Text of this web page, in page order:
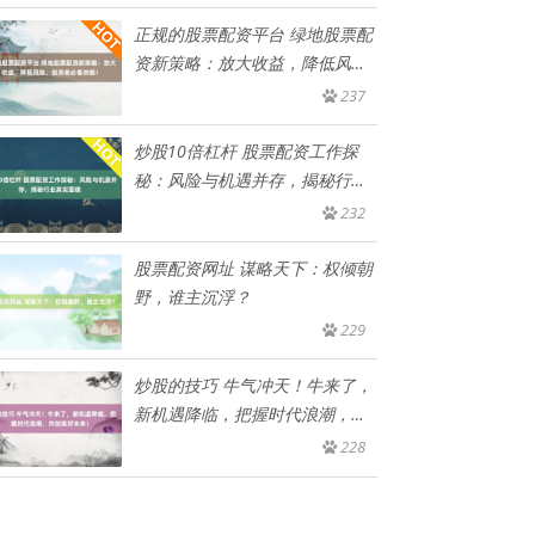
正规的股票配资平台 绿地股票配
资新策略：放大收益，降低风
237
炒股10倍杠杆 股票配资工作探
秘：风险与机遇并存，揭秘行业
232
股票配资网址 谋略天下：权倾朝
野，谁主沉浮？
229
炒股的技巧 牛气冲天！牛来了，
新机遇降临，把握时代浪潮，共
228